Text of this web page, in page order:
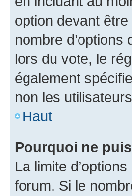
option devant
nombre
lors du vote, le
également
non les
Haut
Pourquoi ne
La limite
forum. Si le